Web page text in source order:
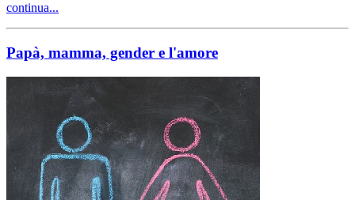
continua...
Papà, mamma, gender e l'amore